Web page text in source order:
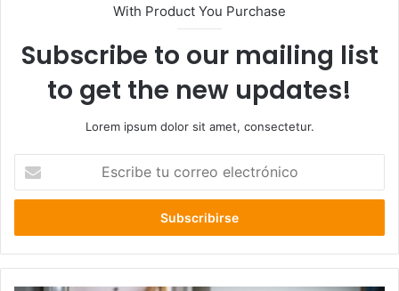
With Product You Purchase
Subscribe to our mailing list
to get the new updates!
Lorem ipsum dolor sit amet, consectetur.
correo